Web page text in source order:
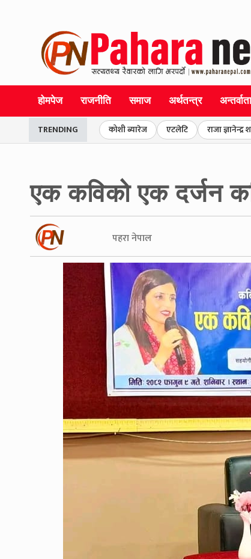
होमपेज राजनीति समाज अर्थतन्त्र अन्तर्वाता
TRENDING कोशी ब्यारेज एटलेटि राजा ज्ञानेन्द्र
एक कविको एक दर्जन
पहरा नेपाल